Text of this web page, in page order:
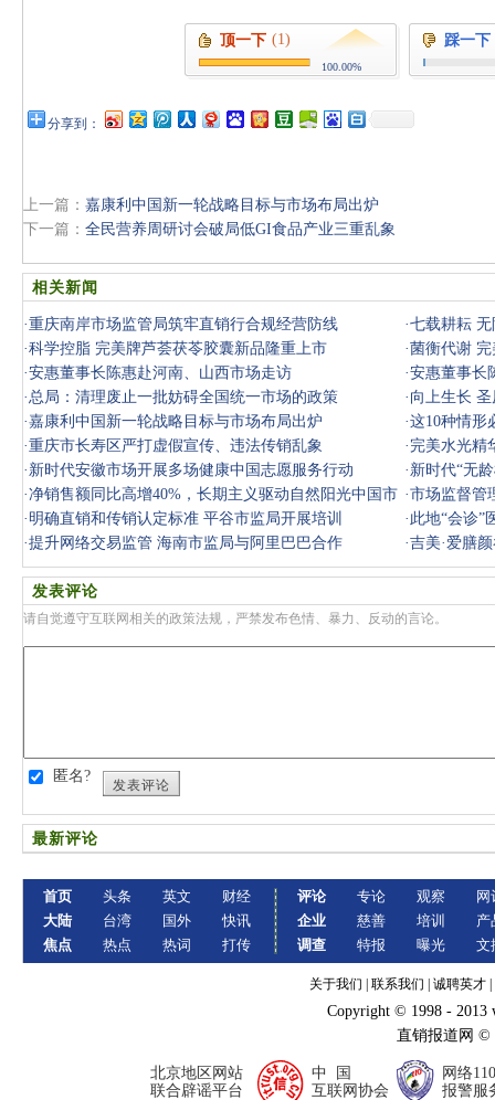
顶一下 (1)
100.00%
踩一下
分享到：
上一篇： 嘉康利中国新一轮战略目标与市场布局出炉
下一篇： 全民营养周研讨会破局低GI食品产业三重乱象
相关新闻
·重庆南岸市场监管局筑牢直销行合规经营防线 ·七载耕耘
·科学控脂 完美牌芦荟茯苓胶囊新品隆重上市 ·菌衡代谢
·安惠董事长陈惠赴河南、山西市场走访 ·安惠董事长
·总局：清理废止一批妨碍全国统一市场的政策 · 向上生长
·嘉康利中国新一轮战略目标与市场布局出炉 ·这10种情形
与传销
·重庆市长寿区严打虚假宣传、违法传销乱象 · 完美水光精
· 新时代安徽市场开展多场健康中国志愿服务行动 · 新时代“无
·净销售额同比高增40%，长期主义驱动自然阳光中国市
场稳健增长
·市场监督管
· 明确直销和传销认定标准 平谷市监局开展培训 · 此地“会诊”
·提升网络交易监管 海南市监局与阿里巴巴合作 ·吉美·爱膳
发表评论
请自觉遵守互联网相关的政策法规，严禁发布色情、暴力、反动的言论。
匿名?
发表评论
最新评论
首页
大陆
焦点
头条
台湾
热点
英文
国外
热词
财经
快讯
打传
评论
企业
调查
专论
慈善
特报
观察
培训
曝光
网
产
文
关于我们 联系我们 诚聘英才
Copyright © 1998 - 2013
直销报道网
北京地区网站
联合辟谣平台
中 国
互联网协会
网络110
报警服